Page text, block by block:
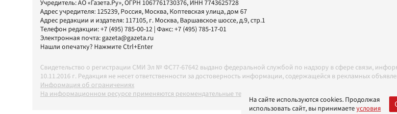
Учредитель:АО «Газета.Ру», ОГРН 1067761730376, ИНН 7743625728
Адрес учредителя: 125239, Россия, Москва, Коптевская улица, дом 67
Адрес редакции и издателя: 117105, г. Москва, Варшавское шоссе, д.9, стр.1
Телефон редакции:+7 (495) 785-00-12 | Факс:+7 (495) 785-17-01
Электронная почта:gazeta@gazeta.ru
Нашли опечатку? Нажмите Ctrl+Enter
Свидетельство о регистрации СМИ Эл № ФС77-67642 выдано федеральной службой по надзору в сфере связи,
10.11.2016 г. Редакция не несет ответственности за достоверность информации, содержащейся в рекламных
Информация об ограничениях
На информационном ресурсе применяются рекомендательные технологии в соответствии с Правилами
На сайте используются cookies. Продолжая
использовать сайт, вы принимаетеусловия